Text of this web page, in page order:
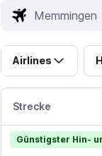
Airlines
Strecke
Günstigster Hin-